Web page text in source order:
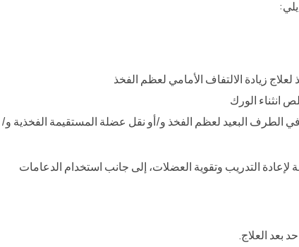
زيادة الالتفاف الأمامي لعظم الفخذ
الطرف البعيد لعظم الفخذ و/أو نقل عضلة المستقيمة الفخذية و/
التدريب وتقوية العضلات، إلى جانب استخدام الدعامات
بعد العلاج.